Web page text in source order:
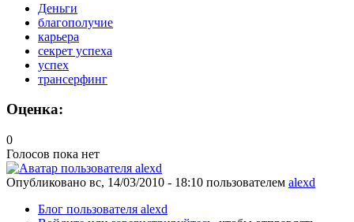
Деньги
благополучие
карьера
секрет успеха
успех
трансерфинг
Оценка:
0
Голосов пока нет
Опубликовано вс, 14/03/2010 - 18:10 пользователем alexd
Блог пользователя alexd